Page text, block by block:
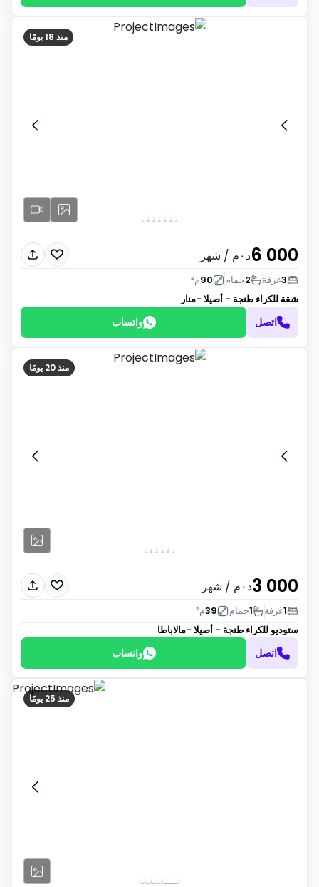
منذ 18 يومًا
6 000د٠م / شهر
3غرفة 2حمام 90م²
شقة للكراء طنجة - أصيلا -منار
اتصل واتساب
منذ 20 يومًا
3 000د٠م / شهر
1غرفة 1حمام 39م²
ستوديو للكراء طنجة - أصيلا -مالاباطا
اتصل واتساب
منذ 25 يومًا